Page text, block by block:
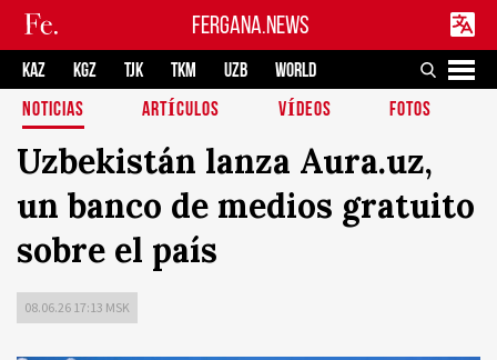
FERGANA.NEWS
KAZ KGZ TJK TKM UZB
WORLD
NOTICIAS
ARTÍCULOS VÍDEOS FOTOS
Uzbekistán lanza Aura.uz,
un banco de medios gratuito
sobre el país
08.06.26 17:13 MSK